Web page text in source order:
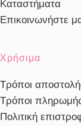
Καταστήματα
Επικοινωνήστε
Χρήσιμα
Τρόποι
Τρόποι
Πολιτική